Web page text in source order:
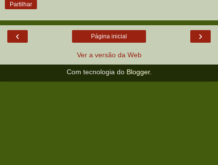
Partilhar
‹ ›
Página inicial
Ver a versão da Web
Com tecnologia do Blogger.